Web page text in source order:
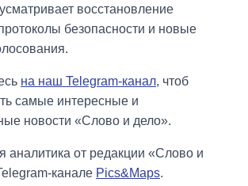
восстановление
безопасности и новые
на наш Telegram-канал, чтоб
самые интересные и
новости «Слово и дело».
аналитика от редакции «Слово и
канале Pics&Maps.